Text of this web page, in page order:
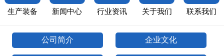
生产装备 新闻中心 行业资讯 关于我们 联系我们
公司简介 企业文化